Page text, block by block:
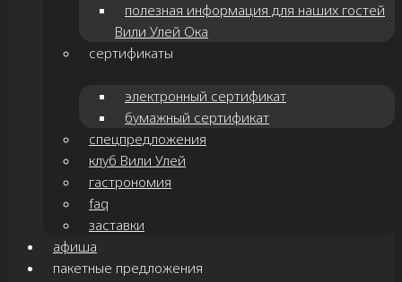
полезная информация для наших гостей
Вили Улей Ока
сертификаты
электронный сертификат
бумажный сертификат
спецпредложения
клуб Вили Улей
гастрономия
faq
заставки
афиша
пакетные предложения